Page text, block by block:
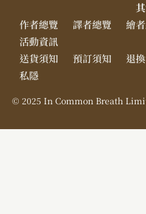
作者總覽
譯者總覽 繪
活動資訊
送貨須知
預訂須知 退
私隱
© 2025 In Common Breath